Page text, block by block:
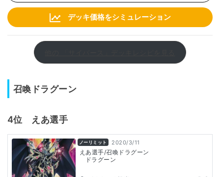
デッキ価格をシミュレーション
召喚ドラグーン
4位 えあ選手
ノーリミット 2020/3/11
えあ選手/召喚ドラグーン
ドラグーン